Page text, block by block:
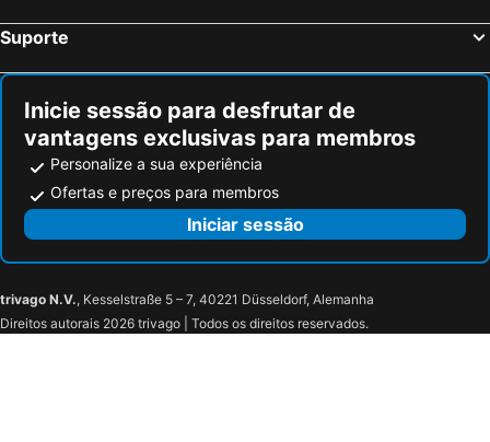
Suporte
Inicie sessão para desfrutar de
vantagens exclusivas para membros
Personalize a sua experiência
Ofertas e preços para membros
Iniciar sessão
trivago N.V., Kesselstraße 5 – 7, 40221 Düsseldorf, Alemanha
Direitos autorais 2026 trivago | Todos os direitos reservados.